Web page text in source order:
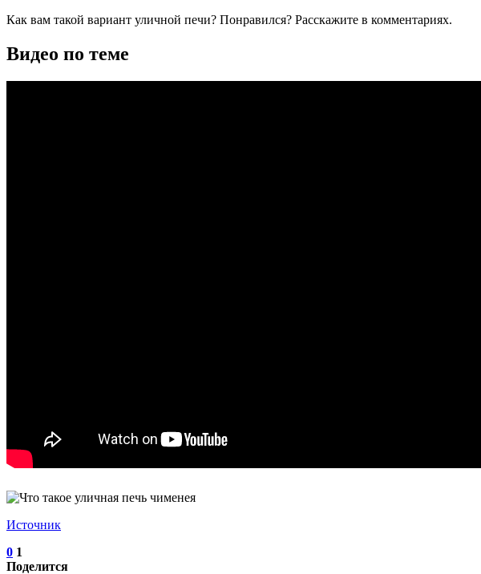
Как вам такой вариант уличной печи? Понравился? Расскажите в комментариях.
Видео по теме
Источник
0 1
Поделится